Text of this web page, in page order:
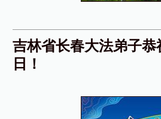
吉林省长春大法弟子
日！